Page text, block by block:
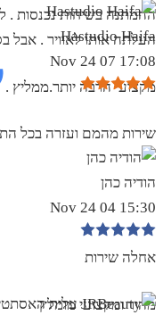
ההמתנה בשיחות נכנסות .
העלתה אותו לאוויר . אבל
מקצועי הרבה יותר.ממליץ .
Hastudio Haifa
17:08 07 Nov 24
שירות מהמם ועזרה בכל
הודיה כהן
15:30 04 Nov 24
אחלה שירות
מהיר ומקצועי מומלץ